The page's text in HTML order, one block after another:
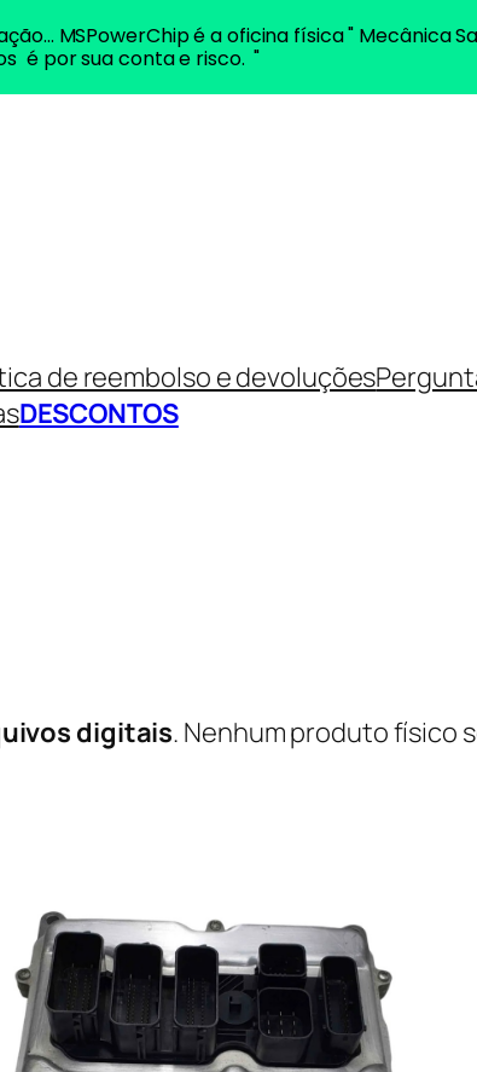
de reembolso e devoluções
DESCONTOS
digitais. Nenhum produto físico
MSPowerChip é a oficina física " Mecânica
é por sua conta e risco. "